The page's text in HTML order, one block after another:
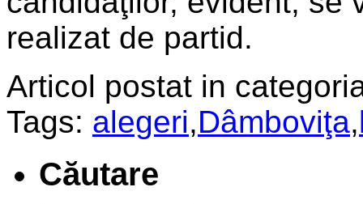
realizat de partid.
Articol postat in
Tags: alegeri,Dâmboviţa,
Căutare